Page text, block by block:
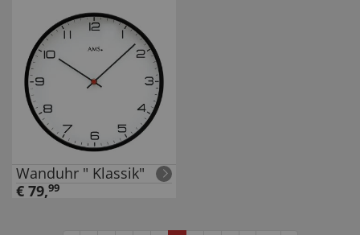
Wanduhr " Klassik"
€ 79,99